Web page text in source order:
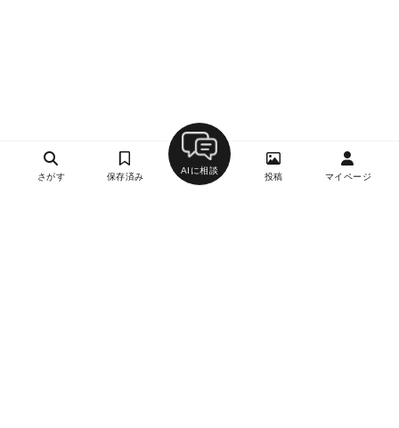
さがす 保存済み
AIに相談
投稿 マイページ